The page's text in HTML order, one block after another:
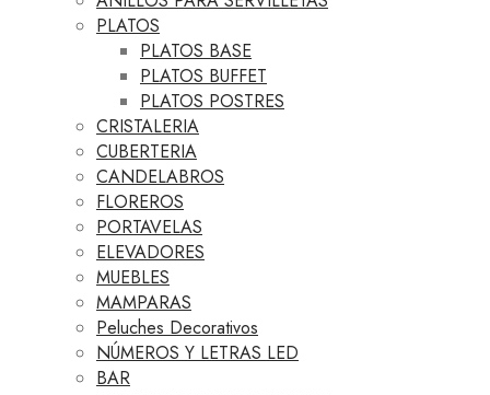
PLATOS
PLATOS BASE
PLATOS BUFFET
PLATOS POSTRES
CRISTALERIA
CUBERTERIA
CANDELABROS
FLOREROS
PORTAVELAS
ELEVADORES
MUEBLES
MAMPARAS
Peluches Decorativos
NÚMEROS Y LETRAS LED
BAR